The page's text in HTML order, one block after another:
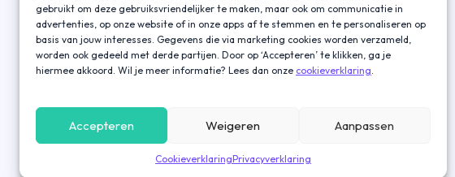
gebruikt om deze gebruiksvriendelijker te maken, maar ook om communicatie in
advertenties, op onze website of in onze apps af te stemmen en te personaliseren op
basis van jouw interesses. Gegevens die via marketing cookies worden verzameld,
worden ook gedeeld met derde partijen. Door op ‘Accepteren’ te klikken, ga je
hiermee akkoord. Wil je meer informatie? Lees dan onze cookieverklaring.
Accepteren Weigeren Aanpassen
CookieverklaringPrivacyverklaring